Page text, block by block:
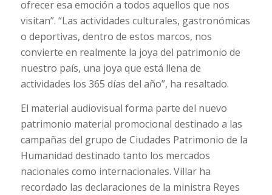
ofrecer esa emoción a todos aquellos que nos
visitan”. “Las actividades culturales, gastronómicas
o deportivas, dentro de estos marcos, nos
convierte en realmente la joya del patrimonio de
nuestro país, una joya que está llena de
actividades los 365 días del año”, ha resaltado.
El material audiovisual forma parte del nuevo
patrimonio material promocional destinado a las
campañas del grupo de Ciudades Patrimonio de la
Humanidad destinado tanto los mercados
nacionales como internacionales. Villar ha
recordado las declaraciones de la ministra Reyes